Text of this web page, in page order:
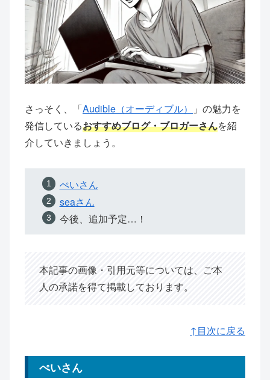
さっそく、「Audible（オーディブル）
」の魅力を
発信しているおすすめブログ・ブロガーさんを紹
介していきましょう。
ぺいさん
seaさん
今後、追加予定…！
本記事の画像・引用元等については、ご本
人の承諾を得て掲載しております。
↑目次に戻る
ぺいさん